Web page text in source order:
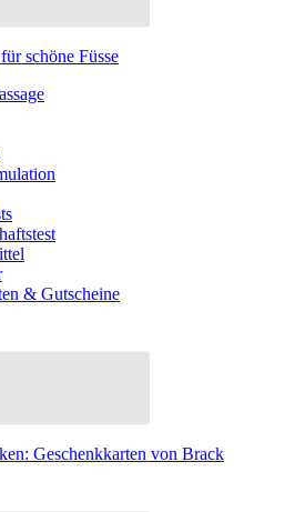
schöne Füsse
& Gutscheine
Geschenkkarten von Brack